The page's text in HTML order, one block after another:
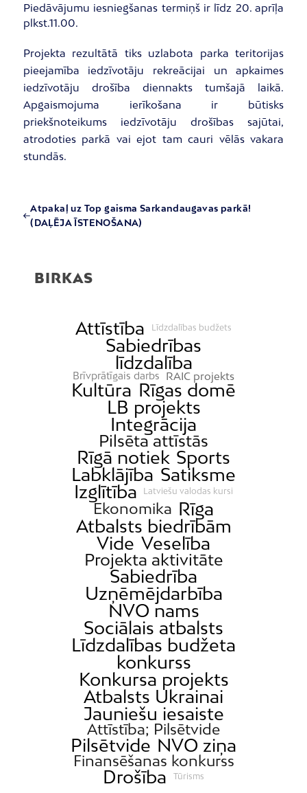
Piedāvājumu iesniegšanas termiņš ir līdz 20. aprīļa
plkst.11.00.
Projekta rezultātā tiks uzlabota parka teritorijas
pieejamība iedzīvotāju rekreācijai un apkaimes
iedzīvotāju drošība diennakts tumšajā laikā.
Apgaismojuma ierīkošana ir būtisks
priekšnoteikums iedzīvotāju drošības sajūtai,
atrodoties parkā vai ejot tam cauri vēlās vakara
stundās.
Atpakaļ uz Top gaisma Sarkandaugavas parkā!
(DAĻĒJA ĪSTENOŠANA)
BIRKAS
Attīstība Līdzdalības budžets
Sabiedrības
līdzdalība
Brīvprātīgais darbs RAIC projekts
Kultūra Rīgas domē
LB projekts
Integrācija
Pilsēta attīstās
Rīgā notiek Sports
Labklājība Satiksme
Izglītība
Latviešu valodas kursi
Ekonomika Rīga
Atbalsts biedrībām
Vide Veselība
Projekta aktivitāte
Sabiedrība
Uzņēmējdarbība
NVO nams
Sociālais atbalsts
Līdzdalības budžeta
konkurss
Konkursa projekts
Atbalsts Ukrainai
Jauniešu iesaiste
Attīstība; Pilsētvide
Pilsētvide NVO ziņa
Finansēšanas konkurss
Drošība Tūrisms